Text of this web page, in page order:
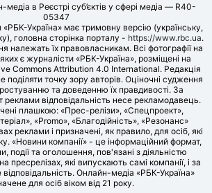
медіа в Реєстрі суб’єктів у сфері медіа — R40-
05347
«РБК-Україна» має тримовну версію (українську,
головна сторінка порталу - https://www.rbc.ua.
належать їх правовласникам. Всі фотографії на
є журналісти «РБК-Україна», розміщені на
Commons Attribution 4.0 International. Редакція
поділяти точку зору авторів. Оціночні судження
та доведенню їх правдивості. За
реклами відповідальність несе рекламодавець.
плашкою: «Прес-релізи», «Спецпроект»,
«Promo», «Благодійність», «Резонанс»
реклами і призначені, як правило, для осіб, які
«Новини компанії» - це інформаційний формат,
події та оголошення, пов'язані з діяльністю
пресрелізах, які випускають самі компанії, і за
відповідальність. Онлайн-медіа «РБК-Україна»
для осіб віком від 21 року.